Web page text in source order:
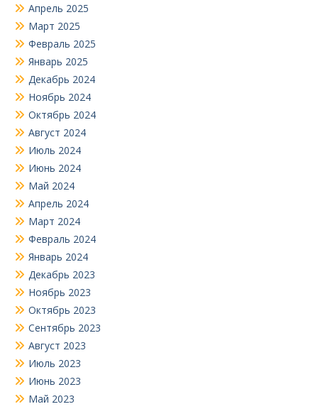
Апрель 2025
Март 2025
Февраль 2025
Январь 2025
Декабрь 2024
Ноябрь 2024
Октябрь 2024
Август 2024
Июль 2024
Июнь 2024
Май 2024
Апрель 2024
Март 2024
Февраль 2024
Январь 2024
Декабрь 2023
Ноябрь 2023
Октябрь 2023
Сентябрь 2023
Август 2023
Июль 2023
Июнь 2023
Май 2023